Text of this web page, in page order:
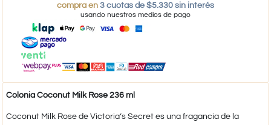
compra en 3 cuotas de $5.330 sin interés
usando nuestros medios de pago
Colonia Coconut Milk Rose 236 ml
Coconut Milk Rose de Victoria’s Secret es una fragancia de la